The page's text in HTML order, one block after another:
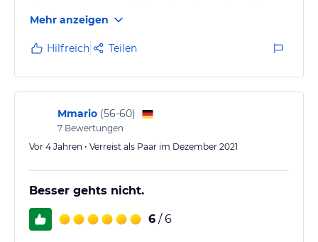
Mit Hund ist man sehr willkommen und fühlt sich
sofort wie zu Hause.
Die Wohnungen sind sehr liebevoll und gemütlich
eingerichtet. Es fehlt einem an nichts! Auf dem
Balkon stand ein Weihnachtsbaum 🎄 und machte die
ganze vorweihnachtliche Atmosphäre noch
gemütlicher.
Die Hausbar ist…
Mehr anzeigen
Hilfreich Teilen
Mmario (56-60)
7 Bewertungen
Vor 4 Jahren • Verreist als Paar im Dezember 2021
Besser gehts nicht.
6 / 6